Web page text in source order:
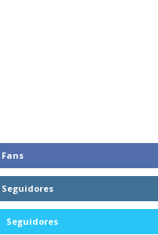
Fans
Seguidores
Seguidores